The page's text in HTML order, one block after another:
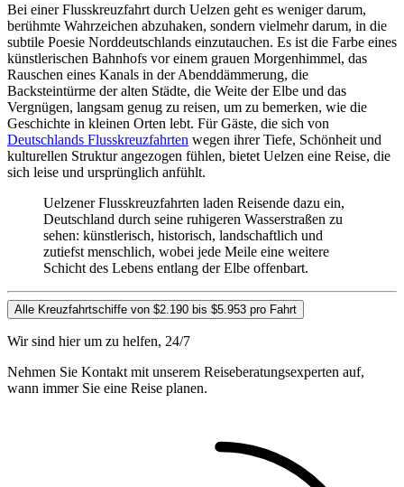
Bei einer Flusskreuzfahrt durch Uelzen geht es weniger darum,
berühmte Wahrzeichen abzuhaken, sondern vielmehr darum, in die
subtile Poesie Norddeutschlands einzutauchen. Es ist die Farbe eines
künstlerischen Bahnhofs vor einem grauen Morgenhimmel, das
Rauschen eines Kanals in der Abenddämmerung, die
Backsteintürme der alten Städte, die Weite der Elbe und das
Vergnügen, langsam genug zu reisen, um zu bemerken, wie die
Geschichte in kleinen Orten lebt. Für Gäste, die sich von
Deutschlands Flusskreuzfahrten wegen ihrer Tiefe, Schönheit und
kulturellen Struktur angezogen fühlen, bietet Uelzen eine Reise, die
sich leise und ursprünglich anfühlt.
Uelzener Flusskreuzfahrten laden Reisende dazu ein,
Deutschland durch seine ruhigeren Wasserstraßen zu
sehen: künstlerisch, historisch, landschaftlich und
zutiefst menschlich, wobei jede Meile eine weitere
Schicht des Lebens entlang der Elbe offenbart.
Alle Kreuzfahrtschiffe von $2.190 bis $5.953 pro Fahrt
Wir sind hier um zu helfen, 24/7
Nehmen Sie Kontakt mit unserem Reiseberatungsexperten auf,
wann immer Sie eine Reise planen.